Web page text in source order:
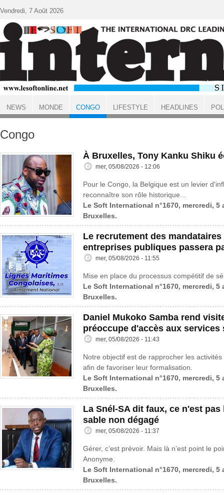
ACCUEIL
Congo
À Bruxelles, Tony Kanku Shiku
mer, 05/08/2026 - 12:06
Pour le Congo, la Belgique est un levier
reconnaître son rôle historique...
Le Soft International n°1670, mercredi, 5
Bruxelles.
Le recrutement des
entreprises publiques passera
mer, 05/08/2026 - 11:55
Mise en place du processus compétitif de
Le Soft International n°1670, mercredi, 5
Bruxelles.
Daniel Mukoko Samba rend
préoccupe d'accès aux services
mer, 05/08/2026 - 11:43
Notre objectif est de rapprocher les
afin de favoriser leur formalisation.
Le Soft International n°1670, mercredi, 5
Bruxelles.
La Snél-SA dit faux, ce n'est
sable non dégagé
mer, 05/08/2026 - 11:37
Gérer, c’est prévoir. Mais là n’est point le
Anonyme.
Le Soft International n°1670, mercredi, 5
Bruxelles.
Vendredi, 7 Août 2026
NEWS MONDE CONGO LIFESTYLE HEADLINES